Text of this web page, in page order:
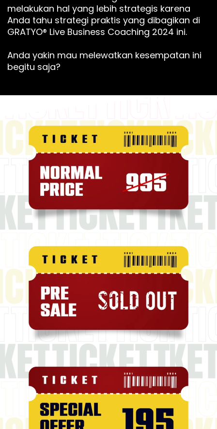
melakukan hal yang lebih strategis karena
Anda tahu strategi praktis yang dibagikan di
GRATYO® Live Business Coaching 2024 ini.
Anda yakin mau melewatkan kesempatan ini
begitu saja?